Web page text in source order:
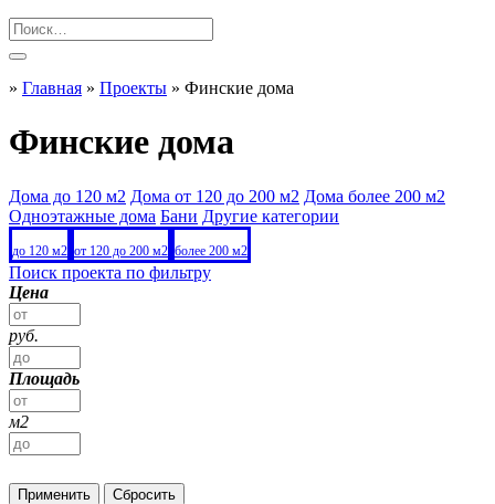
» Главная » Проекты » Финские дома
Финские дома
Дома до 120 м2 Дома от 120 до 200 м2 Дома более 200 м2
Одноэтажные дома Бани Другие категории
до 120 м2 от 120 до 200 м2 более 200 м2
Поиск проекта по фильтру
Цена
руб.
Площадь
м2
Применить Сбросить